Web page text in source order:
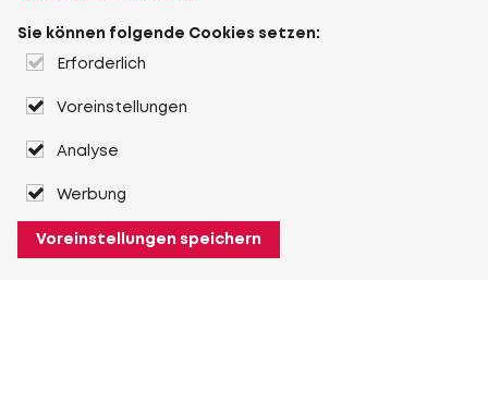
Sie können folgende Cookies setzen:
Erforderlich
Voreinstellungen
Analyse
Werbung
Voreinstellungen speichern